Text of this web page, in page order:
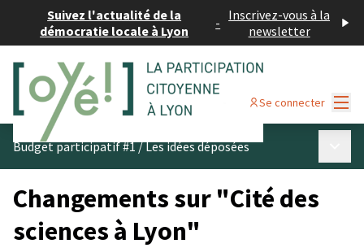
Suivez l'actualité de la
démocratie locale à Lyon
- Inscrivez-vous à la
newsletter
Se connecter
Budget participatif #1/Les idées déposées
Changements sur "Cité des
sciences à Lyon"